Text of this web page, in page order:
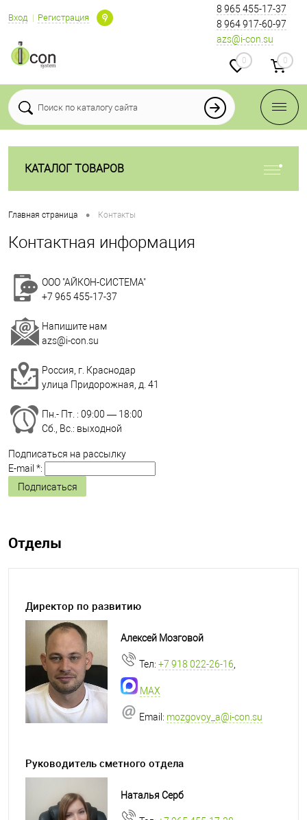
Вход Регистрация
8 965 455-17-37
8 964 917-60-97
azs@i-con.su
0 0
КАТАЛОГ ТОВАРОВ
Главная страница • Контакты
Контактная информация
ООО "АЙКОН-СИСТЕМА"
+7 965 455-17-37
Напишите нам
azs@i-con.su
Россия, г. Краснодар
улица Придорожная, д. 41
Пн.- Пт. : 09:00 — 18:00
Сб., Вс.: выходной
Подписаться на рассылку
E-mail *:
Отделы
Директор по развитию
Алексей Мозговой
Тел: +7 918 022-26-16,
MAX
Email: mozgovoy_a@i-con.su
Руководитель сметного отдела
Наталья Серб